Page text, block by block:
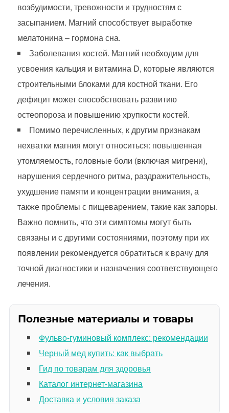
возбудимости, тревожности и трудностям с
засыпанием. Магний способствует выработке
мелатонина – гормона сна.
Заболевания костей. Магний необходим для
усвоения кальция и витамина D, которые являются
строительными блоками для костной ткани. Его
дефицит может способствовать развитию
остеопороза и повышению хрупкости костей.
Помимо перечисленных, к другим признакам
нехватки магния могут относиться: повышенная
утомляемость, головные боли (включая мигрени),
нарушения сердечного ритма, раздражительность,
ухудшение памяти и концентрации внимания, а
также проблемы с пищеварением, такие как запоры.
Важно помнить, что эти симптомы могут быть
связаны и с другими состояниями, поэтому при их
появлении рекомендуется обратиться к врачу для
точной диагностики и назначения соответствующего
лечения.
Полезные материалы и товары
Фульво-гуминовый комплекс: рекомендации
Черный мед купить: как выбрать
Гид по товарам для здоровья
Каталог интернет-магазина
Доставка и условия заказа